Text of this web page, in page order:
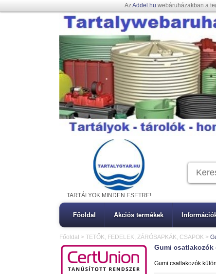
AzAddel.hu webáruházakban a
TARTÁLYOK MINDEN ESETRE!
Főoldal Akciós termékek
Főoldal > TETŐK, FEDELEK, ZÁRÓSAPKÁK, CSAPOK >
Gumi csatlakozók
Gumi csatlakozók